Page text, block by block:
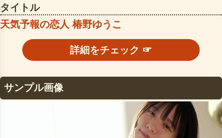
タイトル
天気予報の恋人 椿野ゆうこ
詳細をチェック ☞
サンプル画像